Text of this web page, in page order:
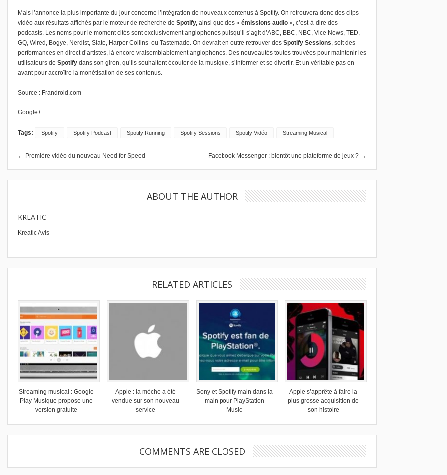
Mais l’annonce la plus importante du jour concerne l’intégration de nouveaux contenus à Spotify. On retrouvera donc des clips
vidéo aux résultats affichés par le moteur de recherche de Spotify, ainsi que des « émissions audio », c’est-à-dire des
podcasts. Les noms pour le moment cités sont exclusivement anglophones puisqu’il s’agit d’ABC, BBC, NBC, Vice News, TED,
GQ, Wired, Bogye, Nerdist, Slate, Harper Collins ou Tastemade. On devrait en outre retrouver des Spotify Sessions, soit des
performances en direct d’artistes, là encore vraisemblablement anglophones. Des nouveautés toutes trouvées pour maintenir les
utilisateurs de Spotify dans son giron, qu’ils souhaitent écouter de la musique, s’informer et se divertir. Et un véritable pas en
avant pour accroître la monétisation de ses contenus.
Source : Frandroid.com
Google+
Tags: Spotify Spotify Podcast Spotify Running Spotify Sessions Spotify Vidéo Streaming Musical
← Première vidéo du nouveau Need for Speed Facebook Messenger : bientôt une plateforme de jeux ? →
ABOUT THE AUTHOR
KREATIC
Kreatic Avis
RELATED ARTICLES
Streaming musical : Google
Play Musique propose une
version gratuite
Apple : la mèche a été
vendue sur son nouveau
service
Sony et Spotify main dans la
main pour PlayStation
Music
Apple s’apprête à faire la
plus grosse acquisition de
son histoire
COMMENTS ARE CLOSED